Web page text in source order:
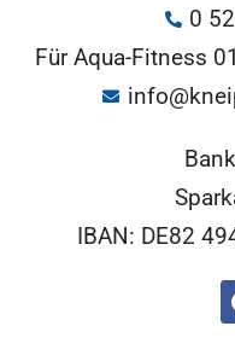
0
Für Aqua-Fitness
IBAN: DE82